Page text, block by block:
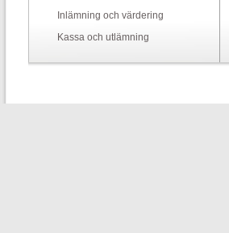
Inlämning och värdering
Kassa och utlämning